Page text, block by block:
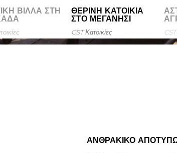
ΒΊΛΛΑ ΣΤΗ
ΘΕΡΙΝΉ ΚΑΤΟΙΚΊΑ
ΣΤΟ ΜΕΓΑΝΉΣΙ
CST Κατοικίες CST
ΑΝΘΡΑΚΙΚΟ